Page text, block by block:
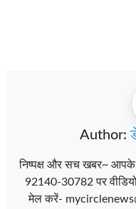
Author:
निष्पक्ष और सच खबर~ आपके
92140-30782 पर
मेल करें-